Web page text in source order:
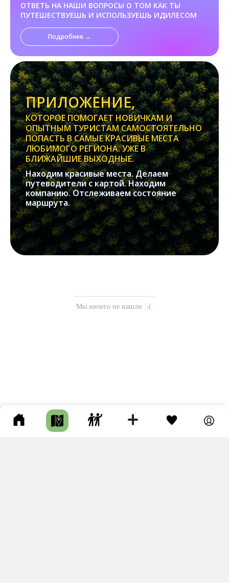
ОТВЕТЬ НА НАШИ ВОПРОСЫ О ТОМ КАК ТЫ
ПУТЕШЕСТВУЕШЬ И ИСПОЛЬЗУЕШЬ ИДИЛЕСОМ
Подробнее →
ПРИЛОЖЕНИЕ,
КОТОРОЕ ПОМОГАЕТ НОВИЧКАМ И
ОПЫТНЫМ ТУРИСТАМ САМОСТОЯТЕЛЬНО
ПОПАСТЬ В САМЫЕ КРАСИВЫЕ МЕСТА
ЛЮБИМОГО РЕГИОНА. УЖЕ В
БЛИЖАЙШИЕ ВЫХОДНЫЕ.
Находим красивые места. Делаем
путеводители с картой. Находим
компанию. Отслеживаем состояние
маршрута.
Мы ничего не нашли :-(.